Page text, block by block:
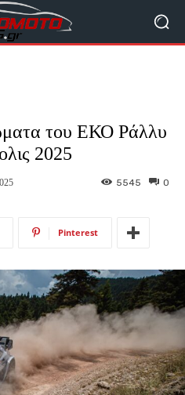
του ΕΚΟ Ράλλυ
2025
0
5545
Pinterest